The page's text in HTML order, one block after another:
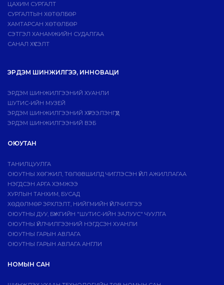
ЦАХИМ СУРГАЛТ
СУРГАЛТЫН ХӨТӨЛБӨР
ХАМТАРСАН ХӨТӨЛБӨР
СЭТГЭЛ ХАНАМЖИЙН СУДАЛГАА
САНАЛ ХҮСЭЛТ
ЭРДЭМ ШИНЖИЛГЭЭ, ИННОВАЦИ
ЭРДЭМ ШИНЖИЛГЭЭНИЙ ХУАНЛИ
ШУТИС-ИЙН МУЗЕЙ
ЭРДЭМ ШИНЖИЛГЭЭНИЙ ХҮРЭЭЛЭНГҮҮД
ЭРДЭМ ШИНЖИЛГЭЭНИЙ ВЭБ
ОЮУТАН
ТАНИЛЦУУЛГА
ОЮУТНЫ ХӨГЖИЛ, ТӨЛӨВШИЛД ЧИГЛЭСЭН ҮЙЛ АЖИЛЛАГАА
НЭГДСЭН АРГА ХЭМЖЭЭ
ХУРЛЫН ТАНХИМ, БУСАД
ХӨДӨЛМӨР ЭРХЛЭЛТ, НИЙГМИЙН ҮЙЛЧИЛГЭЭ
ОЮУТНЫ ДУУ, БҮЖГИЙН "ШУТИС-ИЙН ЗАЛУУС" ЧУУЛГА
ОЮУТНЫ ҮЙЛЧИЛГЭЭНИЙ НЭГДСЭН ХУАНЛИ
ОЮУТНЫ ГАРЫН АВЛАГА
ОЮУТНЫ ГАРЫН АВЛАГА АНГЛИ
НОМЫН САН